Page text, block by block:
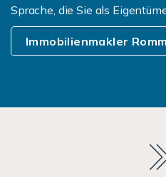
Sprache, die Sie als
Immobilienmakler